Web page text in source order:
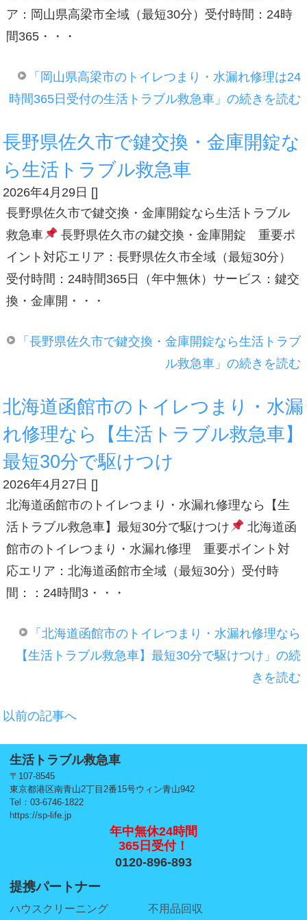
ア：岡山県高梁市全域（最短30分）受付時間：24時
間365・・・
「岡山県高梁市のトイレつまり・水漏れ修理は24
時間365日受付の生活トラブル救急車」の続きを読む
長野県佐久市で鍵交換・金庫開錠な
ら生活トラブル救急車
2026年4月29日 []
長野県佐久市で鍵交換・金庫開錠なら生活トラブル
救急車
長野県佐久市の鍵交換・金庫開錠 重要ポ
イント対応エリア：長野県佐久市全域（最短30分）
受付時間：24時間365日（年中無休）サービス：鍵交
換・金庫開・・・
「長野県佐久市で鍵交換・金庫開錠なら生活トラブ
ル救急車」の続きを読む
北海道函館市のトイレつまり・水漏
れ修理なら【生活トラブル救急車】
最短30分で駆けつけ
2026年4月27日 []
北海道函館市のトイレつまり・水漏れ修理なら【生
活トラブル救急車】最短30分で駆けつけ
北海道函
館市のトイレつまり・水漏れ修理 重要ポイント対
応エリア：北海道函館市全域（最短30分）受付時
間：：24時間3・・・
「北海道函館市のトイレつまり・水漏れ修理なら
【生活トラブル救急車】最短30分で駆けつけ」の続
きを読む
以前の記事へ
生活トラブル救急車
〒107-8545
東京都港区南青山2丁目2番15号ウィン青山942
Tel：03-6746-1822
https://sp-life.jp
年中無休24時間
365日受付！
0120-896-893
提携パートナー
ハウスクリーニング 不用品回収